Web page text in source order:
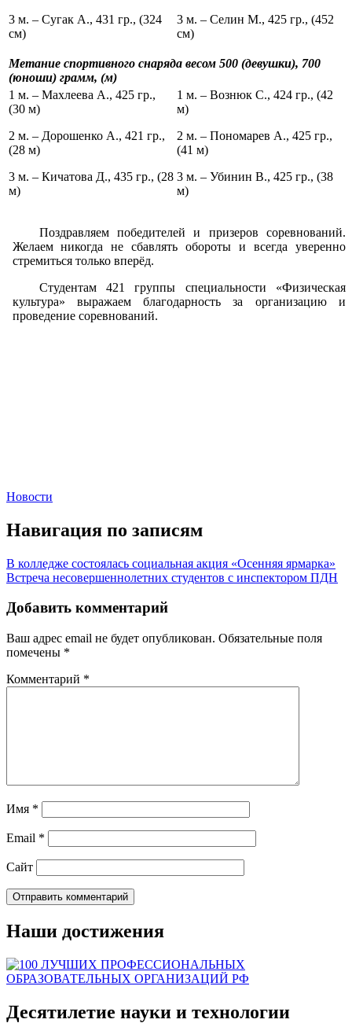
3 м. – Сугак А., 431 гр., (324
см)
3 м. – Селин М., 425 гр., (452
см)
Метание спортивного снаряда весом 500 (девушки), 700
(юноши) грамм, (м)
1 м. – Махлеева А., 425 гр.,
(30 м)
2 м. – Дорошенко А., 421 гр.,
(28 м)
3 м. – Кичатова Д., 435 гр., (28
м)
1 м. – Вознюк С., 424 гр., (42
м)
2 м. – Пономарев А., 425 гр.,
(41 м)
3 м. – Убинин В., 425 гр., (38
м)
Поздравляем победителей и призеров соревнований.
Желаем никогда не сбавлять обороты и всегда уверенно
стремиться только вперёд.
Студентам 421 группы специальности «Физическая
культура» выражаем благодарность за организацию и
проведение соревнований.
Новости
Навигация по записям
В колледже состоялась социальная акция «Осенняя ярмарка»
Встреча несовершеннолетних студентов с инспектором ПДН
Добавить комментарий
Ваш адрес email не будет опубликован. Обязательные поля
помечены *
Комментарий *
Имя *
Email *
Сайт
Наши достижения
Десятилетие науки и технологии